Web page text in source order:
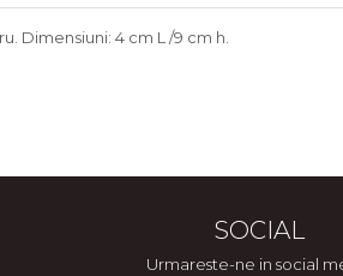
Dimensiuni: 4 cm L /9 cm h.
SOCIAL
Urmareste-ne in social